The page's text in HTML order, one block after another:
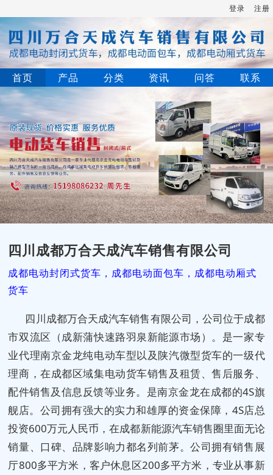
登录 注册
首页 产品 分类 资讯 问答 联系
四川成都万合天成汽车销售有限公司
成都电动封闭式货车，成都电动面包车，成都电动厢式
货车
四川成都万合天成汽车销售有限公司，公司位于成都
市双流区（成新蒲快速路羽泉新能源市场）。是一家专
业代理南京金龙纯电动车型以及陕汽微型货车的一级代
理商，在成都区域集电动货车销售及租赁、售后服务、
配件销售及信息反馈等业务。是南京金龙在成都的4S旗
舰店。公司拥有强大的实力和雄厚的资金保障，4S店总
投资600万元人民币，在成都新能源汽车销售圈里面无论
销量、口碑、品牌影响力都名列前茅。公司拥有销售展
厅800多平方米，客户休息区200多平方米，专业从事新